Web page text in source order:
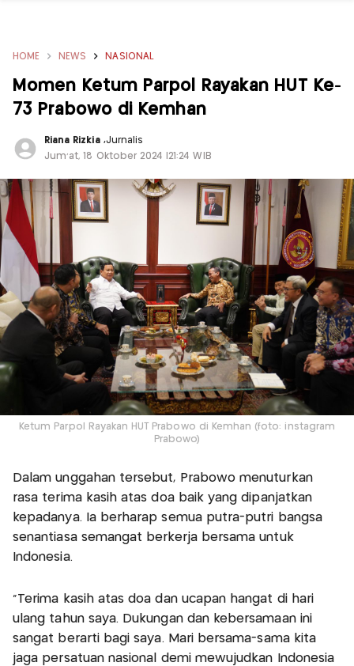
HOME NEWS NASIONAL
Momen Ketum Parpol Rayakan HUT Ke-
73 Prabowo di Kemhan
Riana Rizkia ,Jurnalis
Jum'at, 18 Oktober 2024 |21:24 WIB
Ketum Parpol Rayakan HUT Prabowo di Kemhan (foto: instagram
Prabowo)
Dalam unggahan tersebut, Prabowo menuturkan
rasa terima kasih atas doa baik yang dipanjatkan
kepadanya. Ia berharap semua putra-putri bangsa
senantiasa semangat berkerja bersama untuk
Indonesia.
"Terima kasih atas doa dan ucapan hangat di hari
ulang tahun saya. Dukungan dan kebersamaan ini
sangat berarti bagi saya. Mari bersama-sama kita
jaga persatuan nasional demi mewujudkan Indonesia